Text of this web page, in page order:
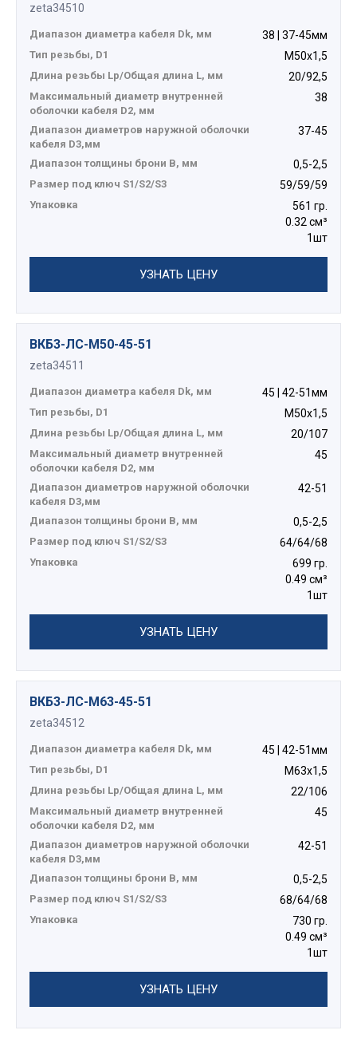
zeta34510
Диапазон диаметра кабеля Dk, мм 38 | 37-45мм
Тип резьбы, D1 М50х1,5
Длина резьбы Lp/Общая длина L, мм 20/92,5
Максимальный диаметр внутренней
оболочки кабеля D2, мм
38
Диапазон диаметров наружной оболочки
кабеля D3,мм
37-45
Диапазон толщины брони В, мм 0,5-2,5
Размер под ключ S1/S2/S3 59/59/59
Упаковка
561 гр.
0.32 см³
1шт
УЗНАТЬ ЦЕНУ
ВКБ3-ЛС-M50-45-51
zeta34511
Диапазон диаметра кабеля Dk, мм 45 | 42-51мм
Тип резьбы, D1 М50х1,5
Длина резьбы Lp/Общая длина L, мм 20/107
Максимальный диаметр внутренней
оболочки кабеля D2, мм
45
Диапазон диаметров наружной оболочки
кабеля D3,мм
42-51
Диапазон толщины брони В, мм 0,5-2,5
Размер под ключ S1/S2/S3 64/64/68
Упаковка
699 гр.
0.49 см³
1шт
УЗНАТЬ ЦЕНУ
ВКБ3-ЛС-M63-45-51
zeta34512
Диапазон диаметра кабеля Dk, мм 45 | 42-51мм
Тип резьбы, D1 М63х1,5
Длина резьбы Lp/Общая длина L, мм 22/106
Максимальный диаметр внутренней
оболочки кабеля D2, мм
45
Диапазон диаметров наружной оболочки
кабеля D3,мм
42-51
Диапазон толщины брони В, мм 0,5-2,5
Размер под ключ S1/S2/S3 68/64/68
Упаковка
730 гр.
0.49 см³
1шт
УЗНАТЬ ЦЕНУ